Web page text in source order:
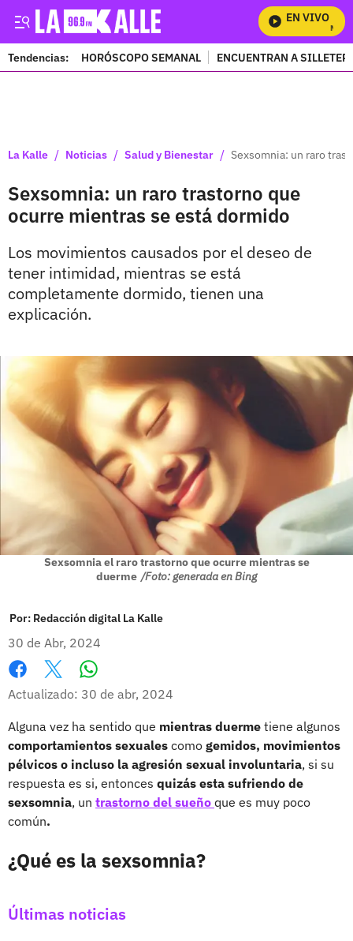
EN VIVO
Mira
Tendencias: HORÓSCOPO SEMANAL ENCUENTRAN A
La Kalle / Noticias / Salud y Bienestar / Sexsomnia: un raro
Sexsomnia: un raro trastorno que
ocurre mientras se está dormido
Los movimientos causados por el deseo de
tener intimidad, mientras se está
completamente dormido, tienen una
explicación.
Sexsomnia el raro trastorno que ocurre mientras se
duerme /Foto: generada en Bing
Por: Redacción digital La Kalle
30 de Abr, 2024
Facebook
X
Actualizado: 30 de abr, 2024
Alguna vez ha sentido que mientras duerme tiene algunos
comportamientos sexuales como gemidos, movimientos
pélvicos o incluso la agresión sexual involuntaria, si su
respuesta es si, entonces quizás esta sufriendo de
sexsomnia, un trastorno del sueño que es muy poco
común.
¿Qué es la sexsomnia?
Últimas noticias